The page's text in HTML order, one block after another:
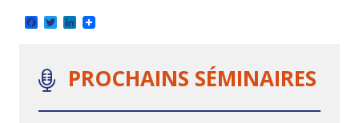
Facebook
TwitterLinkedIn
PROCHAINS SÉMINAIRES